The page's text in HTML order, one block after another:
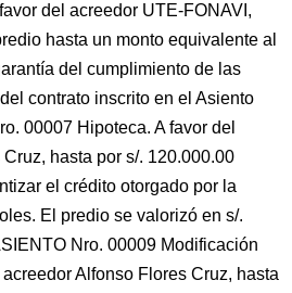
del acreedor UTE-FONAVI,
hasta un monto equivalente al
del cumplimiento de las
contrato inscrito en el Asiento
00007 Hipoteca. A favor del
hasta por s/. 120.000.00
el crédito otorgado por la
El predio se valorizó en s/.
Nro. 00009 Modificación
Alfonso Flores Cruz, hasta